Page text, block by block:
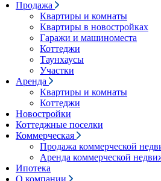
Продажа
Квартиры и комнаты
Квартиры в новостройках
Гаражи и машиноместа
Коттеджи
Таунхаусы
Участки
Аренда
Квартиры и комнаты
Коттеджи
Новостройки
Коттеджные поселки
Коммерческая
Продажа коммерческой
Аренда коммерческой
Ипотека
О компании